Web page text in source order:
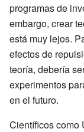
programas de
embargo, crear
está muy lejos.
efectos de
teoría, debería
experimentos
en el futuro.
Científicos como